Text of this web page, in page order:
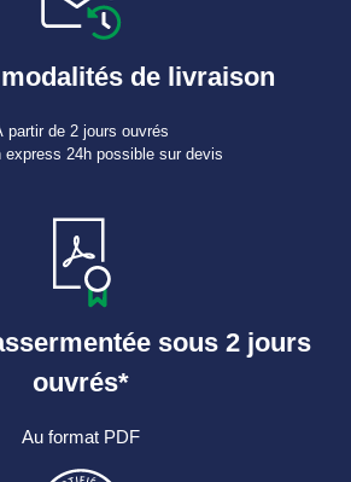
de livraison
partir de 2 jours ouvrés
express 24h possible sur devis
sous 2 jours
ouvrés*
Au format PDF